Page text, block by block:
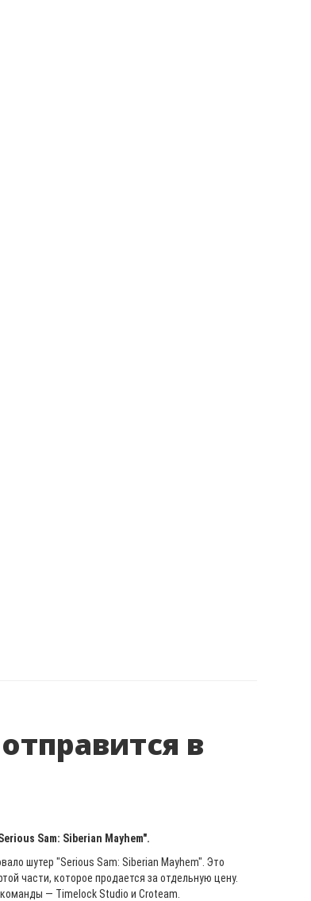
в
Sam: Siberian Mayhem".
шутер "Serious Sam: Siberian Mayhem". Это
части, которое продается за отдельную цену.
— Timelock Studio и Croteam.